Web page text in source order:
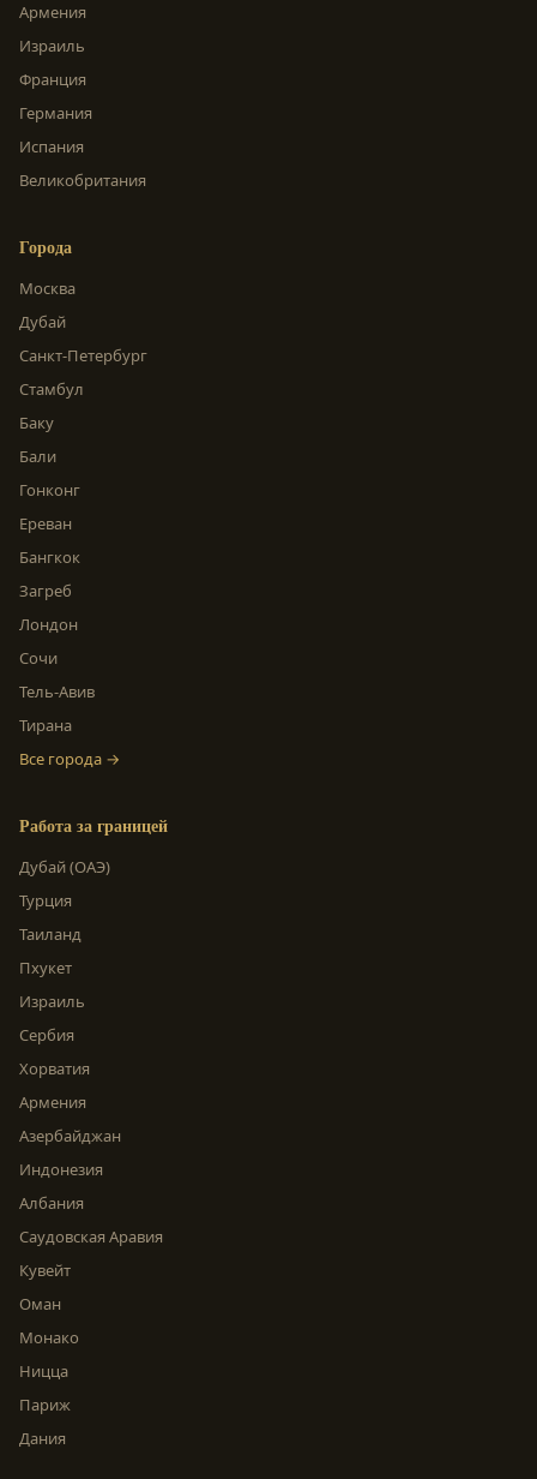
Армения
Израиль
Франция
Германия
Испания
Великобритания
Города
Москва
Дубай
Санкт-Петербург
Стамбул
Баку
Бали
Гонконг
Ереван
Бангкок
Загреб
Лондон
Сочи
Тель-Авив
Тирана
Все города →
Работа за границей
Дубай (ОАЭ)
Турция
Таиланд
Пхукет
Израиль
Сербия
Хорватия
Армения
Азербайджан
Индонезия
Албания
Саудовская Аравия
Кувейт
Оман
Монако
Ницца
Париж
Дания